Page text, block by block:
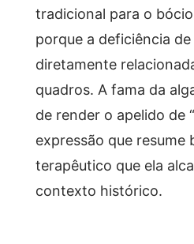
tradicional para o
porque a deficiência
diretamente
quadros. A fama da
de render o apelido de
expressão que resume
terapêutico que ela
contexto histórico.